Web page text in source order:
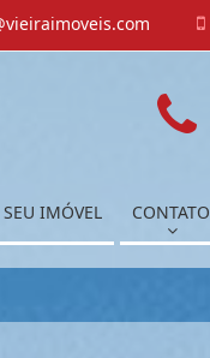
IMÓVEL CONTATO